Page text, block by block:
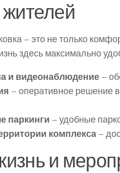
– это не только
здесь максимально
и видеонаблюдение –
– оперативное решение
паркинги – удобные
комплекса –
и